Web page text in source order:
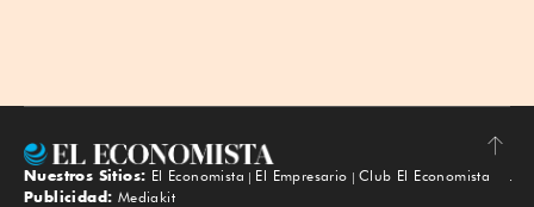
Subir
Nuestros Sitios: El Economista El Empresario
Club El Economista
Publicidad: Mediakit